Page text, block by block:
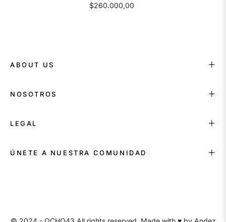
$260.000,00
ABOUT US
NOSOTROS
LEGAL
ÚNETE A NUESTRA COMUNIDAD